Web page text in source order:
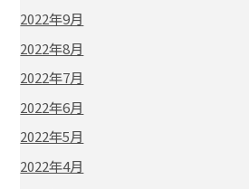
2022年9月
2022年8月
2022年7月
2022年6月
2022年5月
2022年4月